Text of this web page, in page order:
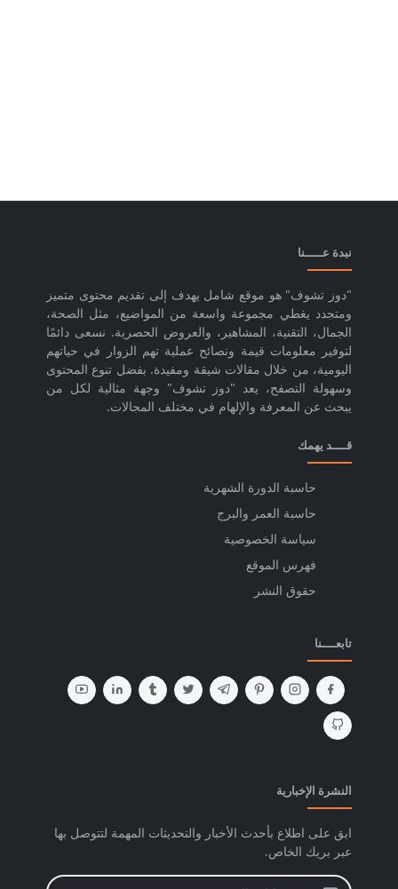
نبدة عـــــنا
"دوز تشوف" هو موقع شامل يهدف إلى تقديم محتوى متميز
ومتجدد يغطي مجموعة واسعة من المواضيع، مثل الصحة،
الجمال، التقنية، المشاهير، والعروض الحصرية. نسعى دائمًا
لتوفير معلومات قيمة ونصائح عملية تهم الزوار في حياتهم
اليومية، من خلال مقالات شيقة ومفيدة. بفضل تنوع المحتوى
وسهولة التصفح، يعد "دوز تشوف" وجهة مثالية لكل من
يبحث عن المعرفة والإلهام في مختلف المجالات.
قــــد يهمك
حاسبة الدورة الشهرية
حاسبة العمر والبرج
سياسة الخصوصية
فهرس الموقع
حقوق النشر
تابعــــنا
النشرة الإخبارية
ابق على اطلاع بأحدث الأخبار والتحديثات المهمة لتتوصل بها
عبر بريك الخاص.